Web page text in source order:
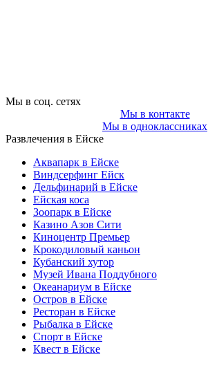
Мы в соц. сетях
Мы в контакте
Мы в одноклассниках
Развлечения в Ейске
Аквапарк в Ейске
Виндсерфинг Ейск
Дельфинарий в Ейске
Ейская коса
Зоопарк в Ейске
Казино Азов Сити
Киноцентр Премьер
Крокодиловый каньон
Кубанский хутор
Музей Ивана Поддубного
Океанариум в Ейске
Остров в Ейске
Ресторан в Ейске
Рыбалка в Ейске
Спорт в Ейске
Квест в Ейске